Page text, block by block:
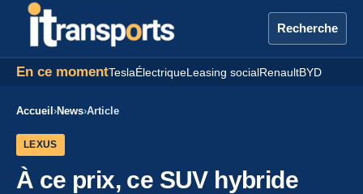
Recherche
En ce momentTeslaÉlectriqueLeasing socialRenaultBYD
Accueil ›News›Article
LEXUS
À ce prix, ce SUV hybride